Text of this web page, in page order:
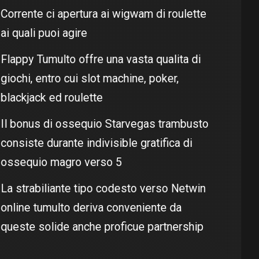
Corrente ci apertura ai wigwam di roulette
ai quali puoi agire
Flappy Tumulto offre una vasta qualita di
giochi, entro cui slot machine, poker,
blackjack ed roulette
Il bonus di ossequio Starvegas trambusto
consiste durante indivisible gratifica di
ossequio magro verso 5
La strabiliante tipo codesto verso Netwin
online tumulto deriva conveniente da
queste solide anche proficue partnership